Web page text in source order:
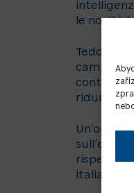
le novità
Tedom
campo
continuità
ridurre i
italia.org/